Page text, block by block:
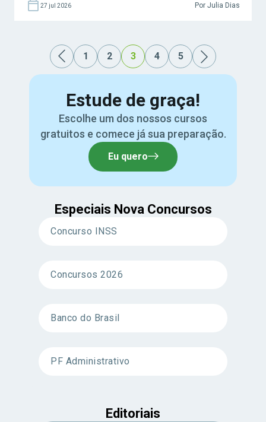
27 jul 2026 Por Julia Dias
1 2 3 4 5
Estude de graça!
Escolhe um dos nossos cursos
gratuitos e comece já sua preparação.
Eu quero
Especiais Nova Concursos
Concurso INSS
Concursos 2026
Banco do Brasil
PF Administrativo
Editoriais